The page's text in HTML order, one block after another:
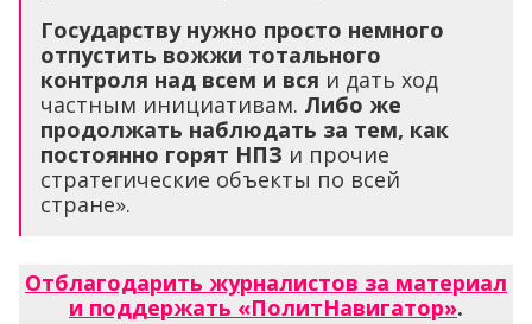
Государству нужно просто немного
отпустить вожжи тотального
контроля над всем и вся и дать ход
частным инициативам. Либо же
продолжать наблюдать за тем, как
постоянно горят НПЗ и прочие
стратегические объекты по всей
стране».
Отблагодарить журналистов за материал
и поддержать «ПолитНавигатор».